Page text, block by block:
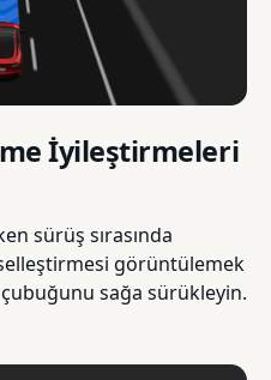
İyileştirmeleri
sürüş sırasında
görüntülemek
sağa sürükleyin.